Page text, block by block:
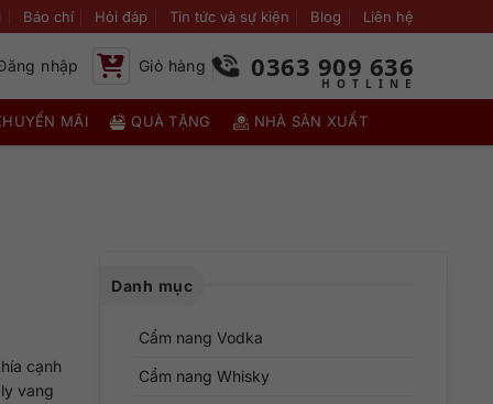
Báo chí Hỏi đáp Tin tức và sự kiện Blog Liên hệ
nhập Giỏ hàng 0363 909 636
MÃI QUÀ TẶNG NHÀ SẢN XUẤT
cạnh
vang
Danh mục
Cẩm nang Vodka
Cẩm nang Whisky